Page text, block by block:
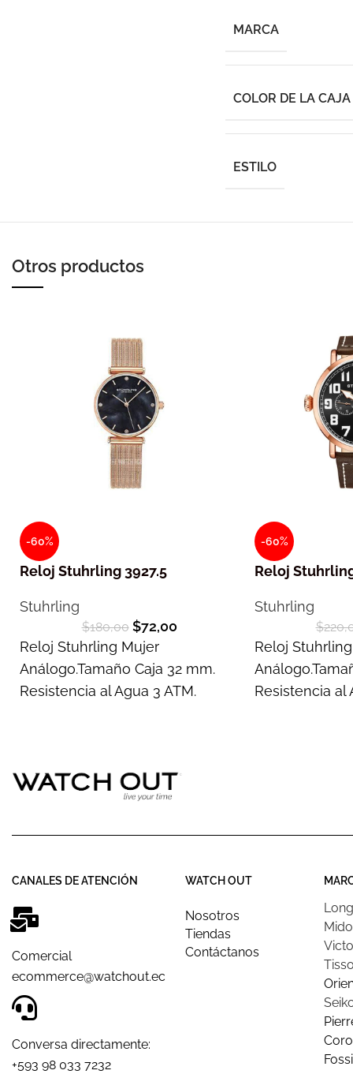
MARCA
COLOR DE LA CAJA
ESTILO
Otros productos
-60%
Reloj Stuhrling 3927.5
Stuhrling
$180,00 $72,00
Reloj Stuhrling Mujer
Análogo.Tamaño Caja 32 mm.
Resistencia al Agua 3 ATM.
-60%
Reloj
Stuhrling
$
Reloj
Resistencia al
CANALES DE ATENCIÓN
Comercial
ecommerce@watchout.ec
Conversa directamente:
+593 98 033 7232
WATCH OUT
Nosotros
Tiendas
Contáctanos
Mido